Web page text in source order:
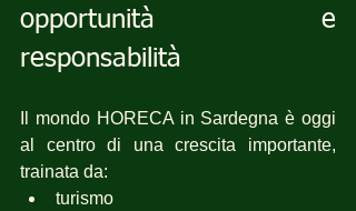
opportunità e
responsabilità
Il mondo HORECA in Sardegna è oggi
al centro di una crescita importante,
trainata da:
turismo